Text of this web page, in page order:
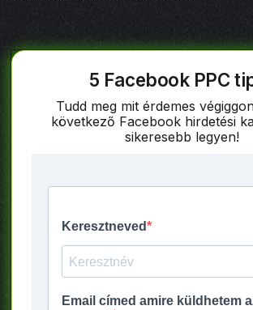
5 Facebook PPC
Tudd meg mit érdemes
következő Facebook hirdetési
sikeresebb legyen!